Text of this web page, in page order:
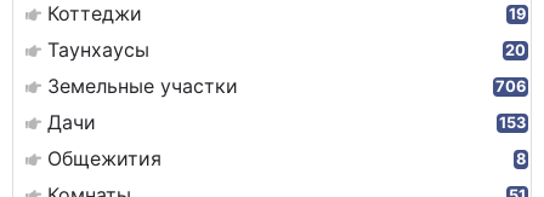
Коттеджи 19
Таунхаусы 20
Земельные участки 706
Дачи 153
Общежития 8